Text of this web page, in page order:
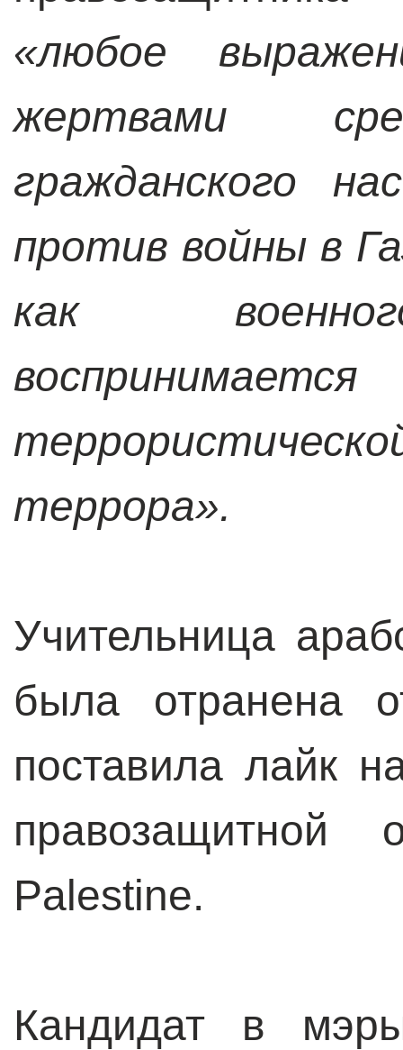
«любое
жертвами
гражданского
против войны в
как
террора».
Учительница
была отранена
поставила лайк
правозащитной
Palestine.
Кандидат в